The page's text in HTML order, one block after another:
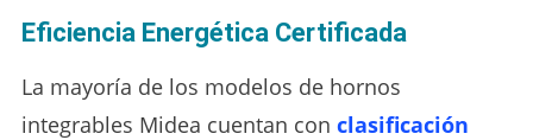
Eficiencia Energética Certificada
La mayoría de los modelos de hornos
integrables Midea cuentan con clasificación